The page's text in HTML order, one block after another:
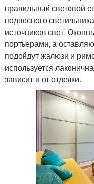
правильный световой
подвесного
источников свет.
портьерами, а
подойдут жалюзи и
используется
зависит и от отделки.